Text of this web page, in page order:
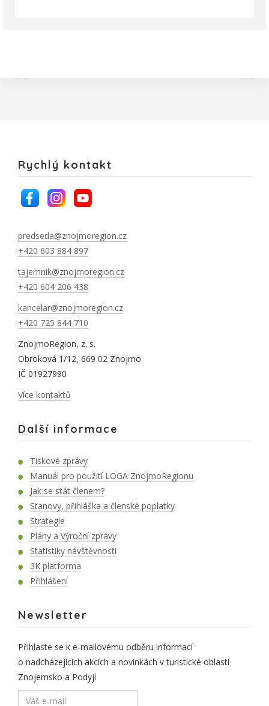
Rychlý kontakt
predseda@znojmoregion.cz
+420 603 884 897
tajemnik@znojmoregion.cz
+420 604 206 438
kancelar@znojmoregion.cz
+420 725 844 710
ZnojmoRegion, z. s.
Obroková 1/12, 669 02 Znojmo
IČ 01927990
Více kontaktů
Další informace
Tiskové zprávy
Manuál pro použití LOGA ZnojmoRegionu
Jak se stát členem?
Stanovy, přihláška a členské poplatky
Strategie
Plány a Výroční zprávy
Statistiky návštěvnosti
3K platforma
Přihlášení
Newsletter
Přihlaste se k e-mailovému odběru informací
o nadcházejících akcích a novinkách v turistické oblasti
Znojemsko a Podyjí